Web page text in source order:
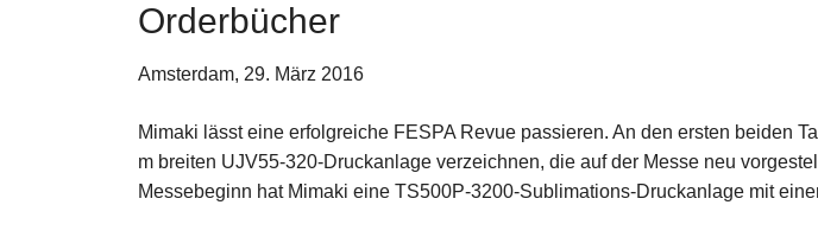
Orderbücher
Amsterdam, 29. März 2016
Mimaki lässt eine erfolgreiche FESPA Revue passieren. An den ersten beiden
m breiten UJV55-320-Druckanlage verzeichnen, die auf der Messe neu
Messebeginn hat Mimaki eine TS500P-3200-Sublimations-Druckanlage mit